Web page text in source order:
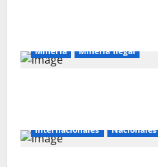
Mineria Mineria Ilegal
Internacionales Nacionales